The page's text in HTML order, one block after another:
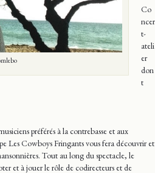
Co
ncer
t-
ateli
er
don
t
préférés à la contrebasse et aux
Les Cowboys Fringants vous fera découvrir et
Tout au long du spectacle, le
et à jouer le rôle de codirecteurs et de